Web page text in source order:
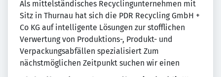
Als mittelständisches Recyclingunternehmen mit
Sitz in Thurnau hat sich die PDR Recycling GmbH +
Co KG auf intelligente Lösungen zur stofflichen
Verwertung von Produktions-, Produkt- und
Verpackungsabfällen spezialisiert Zum
nächstmöglichen Zeitpunkt suchen wir einen